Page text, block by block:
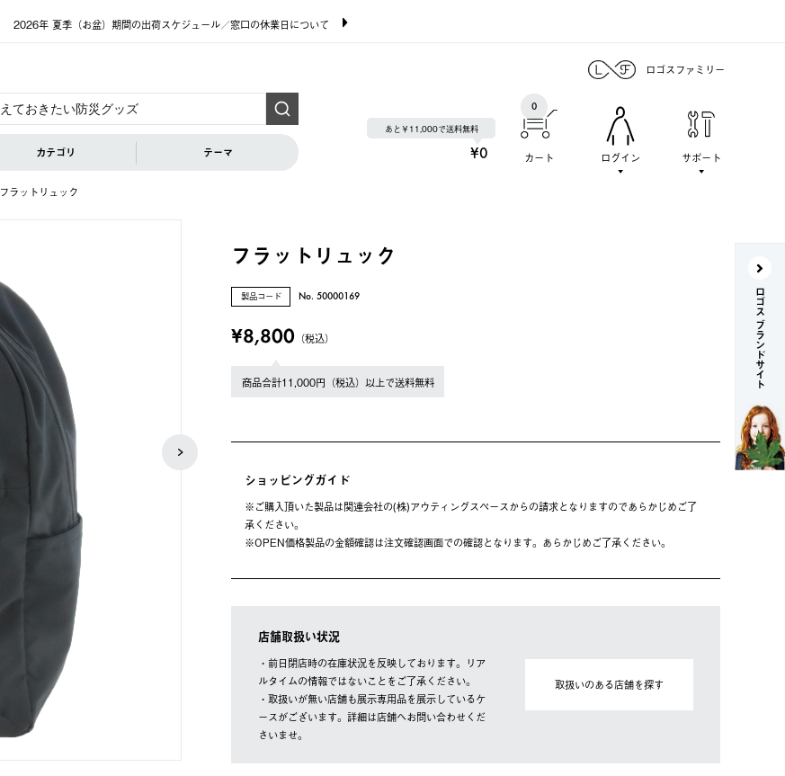
2026年 夏季（お盆）期間の出荷スケジュール／窓口の休業日について
ロゴスファミリー
カテゴリ テーマ
あと￥11,000で送料無料
¥0 カート
0
ログイン サポート
フラットリュック
フラットリュック
製品コード No. 50000169
¥8,800 （税込）
商品合計11,000円（税込）以上で送料無料
ショッピングガイド
※ご購⼊頂いた製品は関連会社の(株)アウティングスペースからの請求となりますのであらかじめご了
承ください。
※OPEN価格製品の⾦額確認は注⽂確認画⾯での確認となります。あらかじめご了承ください。
店舗取扱い状況
・前日閉店時の在庫状況を反映しております。リア
ルタイムの情報ではないことをご了承ください。
・取扱いが無い店舗も展示専用品を展示しているケ
ースがございます。詳細は店舗へお問い合わせくだ
さいませ。
取扱いのある店舗を探す
ロゴス ブランドサイト